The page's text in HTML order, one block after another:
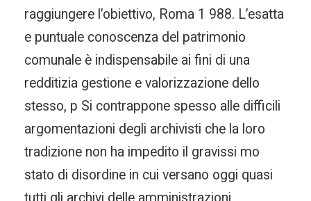
raggiungere l’obiettivo, Roma 1 988. L’esatta
e puntuale conoscenza del patrimonio
comunale è indispensabile ai fini di una
redditizia gestione e valorizzazione dello
stesso, p Si contrappone spesso alle difficili
argomentazioni degli archivisti che la loro
tradizione non ha impedito il gravissi mo
stato di disordine in cui versano oggi quasi
tutti gli archivi delle amministrazioni